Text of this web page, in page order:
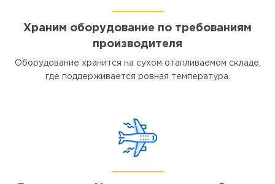
Храним оборудование по требованиям
производителя
Оборудование хранится на сухом отапливаемом складе,
где поддерживается ровная температура.